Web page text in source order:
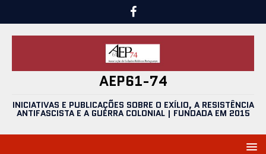
AEP61-74
INICIATIVAS E PUBLICAÇÕES SOBRE O EXÍLIO, A RESISTÊNCIA
ANTIFASCISTA E A GUERRA COLONIAL | FUNDADA EM 2015